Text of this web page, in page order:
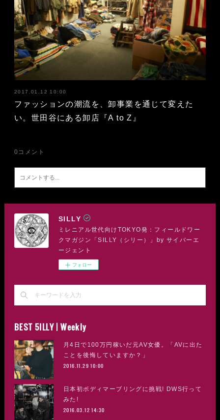
2017.01.12 10:00
ファッションの潮流を、卸事業を通じて変えた
い。世田谷にある卸店『A to Z』
0 コメント
SILLY
ミレニアル世代向けTOKYO発：フィールドワー
クマガジン「SILLY（シリー）」by サイバーエ
ージェント
フォロー
BEST 5ILLY | Weekly
月4日で100万円稼いだ元AV女優。「AVに出た
ことを後悔していますか？」
2016.11.29 10:00
日本初ボディマーブリングに挑戦! DWS行って
みた!
2016.03.12 14:30